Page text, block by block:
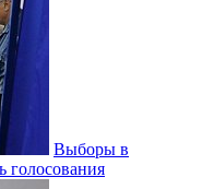
Выборы в
голосования